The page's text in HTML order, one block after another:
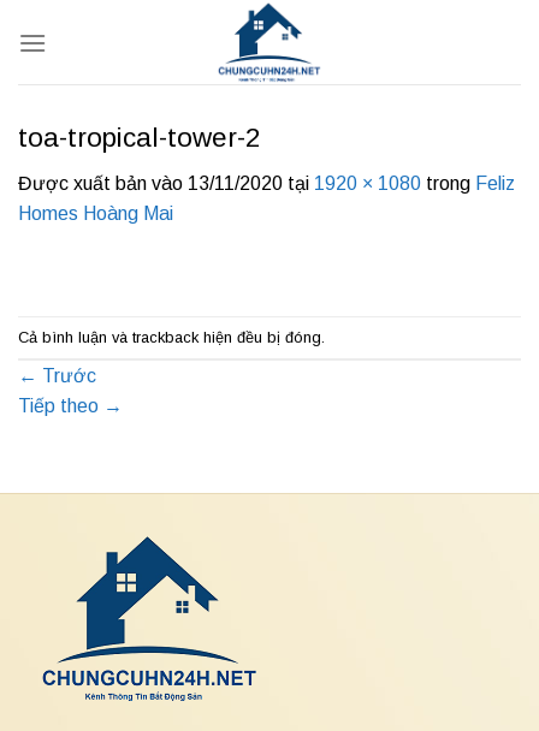
qua
toa-tropical-tower-2
Được xuất bản vào 13/11/2020 tại 1920 × 1080 trong Feliz
Homes Hoàng Mai
Cả bình luận và trackback hiện đều bị đóng.
← Trước
Tiếp theo →